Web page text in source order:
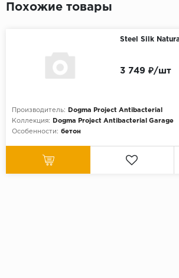
Похожие товары
Steel Silk
Производитель:
Dogma Project Antibacterial
Коллекция:
Dogma Project Antibacterial Garage
Особенности: бетон
3 749 ₽/шт